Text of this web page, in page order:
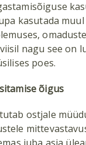
kasutada
nagu see on
poes.
õigus
ostjale